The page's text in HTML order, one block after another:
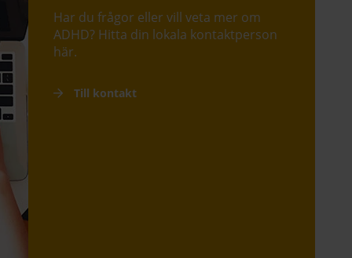
Har du frågor eller vill veta mer om
ADHD? Hitta din lokala kontaktperson
här.
Till kontakt